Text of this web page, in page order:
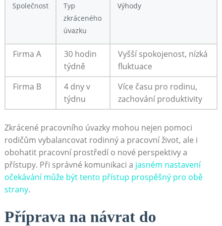
Společnost
Typ
zkráceného
úvazku
Výhody
Firma A
30 hodin
týdně
Vyšší spokojenost, nízká
fluktuace
Firma B
4 ‍dny v
týdnu
Více času⁢ pro rodinu,
zachování produktivity
Zkrácené pracovního úvazky mohou nejen ⁤pomoci
rodičům vybalancovat rodinný ⁤a pracovní život, ale⁢ i
obohatit pracovní ⁢prostředí ⁤o nové‌ perspektivy a
přístupy. Při správné komunikaci a jasném nastavení
⁤očekávání může být ⁣tento přístup prospěšný⁢ pro obě ​
strany.
Příprava na návrat ⁣do